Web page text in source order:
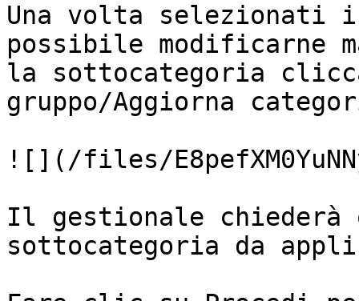
Una volta selezionati
possibile modificarne
la sottocategoria
gruppo/Aggiorna
![](/files/
Il gestionale chiederà
sottocategoria da